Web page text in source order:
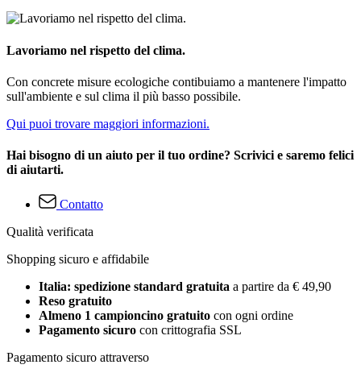
Lavoriamo nel rispetto del clima.
Con concrete misure ecologiche contibuiamo a mantenere l'impatto
sull'ambiente e sul clima il più basso possibile.
Qui puoi trovare maggiori informazioni.
Hai bisogno di un aiuto per il tuo ordine? Scrivici e saremo felici
di aiutarti.
Contatto
Qualità verificata
Shopping sicuro e affidabile
Italia: spedizione standard gratuita a partire da € 49,90
Reso gratuito
Almeno 1 campioncino gratuito con ogni ordine
Pagamento sicuro con crittografia SSL
Pagamento sicuro attraverso